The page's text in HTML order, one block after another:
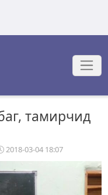
тамирчид
2018-03-04 18:07